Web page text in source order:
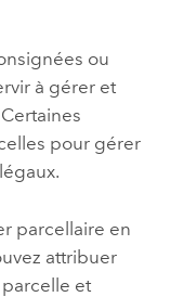
ou
à gérer et
pour gérer
parcellaire en
attribuer
et